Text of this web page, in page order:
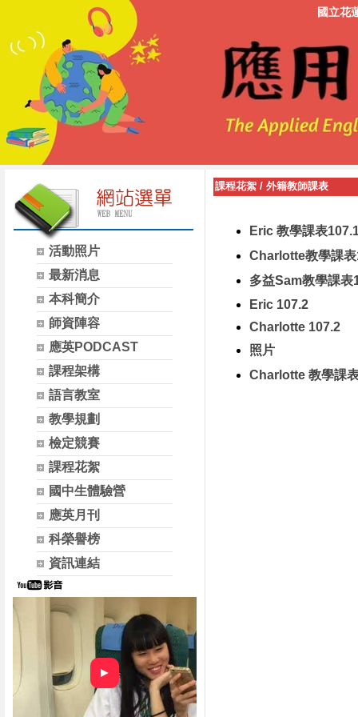
國立花
活動照片
最新消息
本科簡介
師資陣容
應英PODCAST
課程架構
語言教室
教學規劃
檢定競賽
課程花絮
國中生體驗營
應英月刊
科榮譽榜
資訊連結
►
課程花絮 / 外籍教師課表
Eric 教學課表
Charlotte教學課
多益Sam教學課表
Eric 107.2
Charlotte 107.2
照片
Charlotte 教學課